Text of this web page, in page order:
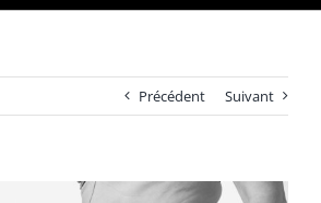
Précédent Suivant